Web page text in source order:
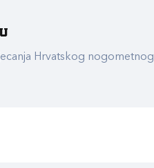
Hrvatskog nogometnog